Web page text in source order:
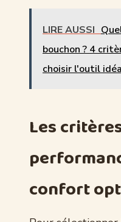
LIRE AUSSI
bouchon ? 4
choisir l'outil
Les
confort